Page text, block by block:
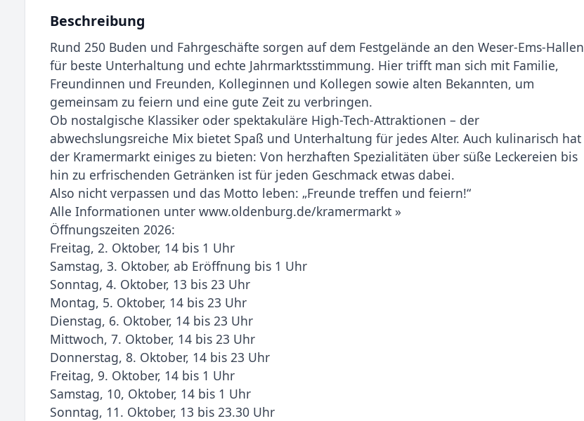
Beschreibung
Rund 250 Buden und Fahrgeschäfte sorgen auf dem Festgelände an den Weser-Ems-Hallen
für beste Unterhaltung und echte Jahrmarktsstimmung. Hier trifft man sich mit Familie,
Freundinnen und Freunden, Kolleginnen und Kollegen sowie alten Bekannten, um
gemeinsam zu feiern und eine gute Zeit zu verbringen.
Ob nostalgische Klassiker oder spektakuläre High-Tech-Attraktionen – der
abwechslungsreiche Mix bietet Spaß und Unterhaltung für jedes Alter. Auch kulinarisch hat
der Kramermarkt einiges zu bieten: Von herzhaften Spezialitäten über süße Leckereien bis
hin zu erfrischenden Getränken ist für jeden Geschmack etwas dabei.
Also nicht verpassen und das Motto leben: „Freunde treffen und feiern!“
Alle Informationen unter www.oldenburg.de/kramermarkt »
Öffnungszeiten 2026:
Freitag, 2. Oktober, 14 bis 1 Uhr
Samstag, 3. Oktober, ab Eröffnung bis 1 Uhr
Sonntag, 4. Oktober, 13 bis 23 Uhr
Montag, 5. Oktober, 14 bis 23 Uhr
Dienstag, 6. Oktober, 14 bis 23 Uhr
Mittwoch, 7. Oktober, 14 bis 23 Uhr
Donnerstag, 8. Oktober, 14 bis 23 Uhr
Freitag, 9. Oktober, 14 bis 1 Uhr
Samstag, 10, Oktober, 14 bis 1 Uhr
Sonntag, 11. Oktober, 13 bis 23.30 Uhr